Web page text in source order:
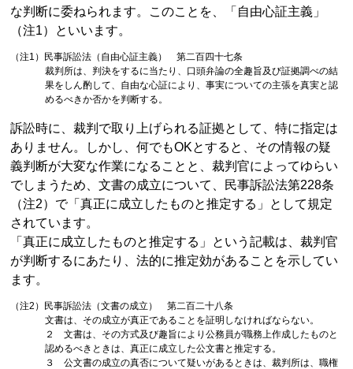
な判断に委ねられます。このことを、「自由心証主義」
（注1）といいます。
（注1）民事訴訟法（自由心証主義） 第二百四十七条
裁判所は、判決をするに当たり、口頭弁論の全趣旨及び証拠調べの結
果をしん酌して、自由な心証により、事実についての主張を真実と認
めるべきか否かを判断する。
訴訟時に、裁判で取り上げられる証拠として、特に指定は
ありません。しかし、何でもOKとすると、その情報の疑
義判断が大変な作業になることと、裁判官によってゆらい
でしまうため、文書の成立について、民事訴訟法第228条
（注2）で「真正に成立したものと推定する」として規定
されています。
「真正に成立したものと推定する」という記載は、裁判官
が判断するにあたり、法的に推定効があることを示してい
ます。
（注2）民事訴訟法（文書の成立） 第二百二十八条
文書は、その成立が真正であることを証明しなければならない。
２ 文書は、その方式及び趣旨により公務員が職務上作成したものと
認めるべきときは、真正に成立した公文書と推定する。
３ 公文書の成立の真否について疑いがあるときは、裁判所は、職権